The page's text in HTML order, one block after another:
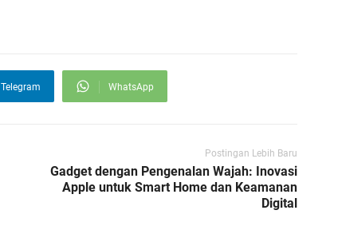
Telegram WhatsApp
Postingan Lebih Baru
Gadget dengan Pengenalan Wajah: Inovasi
Apple untuk Smart Home dan Keamanan
Digital